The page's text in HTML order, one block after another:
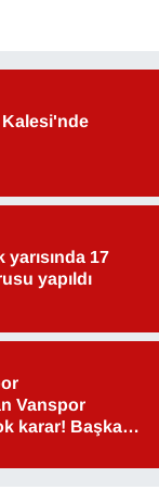
yarısında 17
yapıldı
Vanspor
karar! Başkan